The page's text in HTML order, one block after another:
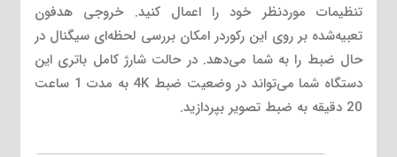
تنظیمات موردنظر خود را اعمال کنید. خروجی هدفون
تعبیه‌شده بر روی این رکوردر امکان بررسی لحظه‌ای سیگنال در
حال ضبط را به شما می‌دهد. در حالت شارژ کامل باتری این
دستگاه شما می‌تواند در وضعیت ضبط 4K به مدت 1 ساعت
20 دقیقه به ضبط تصویر بپردازید.